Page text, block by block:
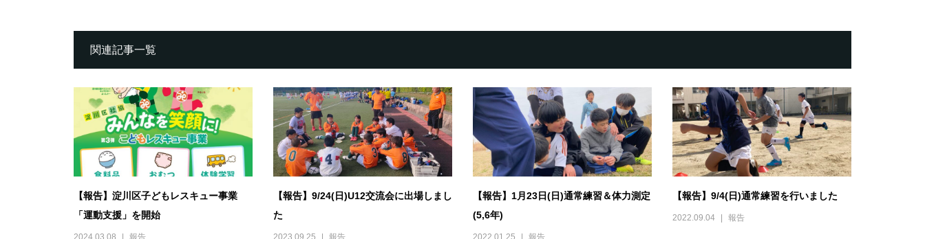
関連記事一覧
【報告】淀川区子どもレスキュー事業
「運動支援」を開始
2024.03.08 報告
【報告】9/24(日)U12交流会に出場しまし
た
2023.09.25 報告
【報告】1月23日(日)通常練習＆体力測定
(5,6年)
2022.01.25 報告
【報告】9/4(日)通常練習を行いました
2022.09.04 報告